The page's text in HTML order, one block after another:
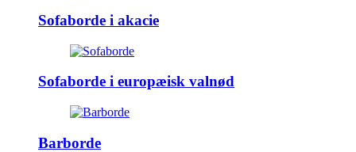
Sofaborde i akacie
Sofaborde i europæisk valnød
Barborde